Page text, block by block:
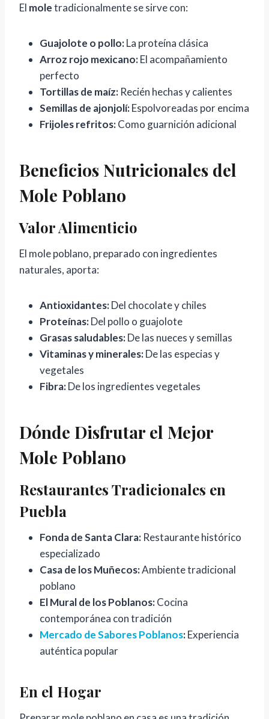
El moletradicionalmente se sirve con:
Guajolote o pollo:La proteína clásica
Arroz rojo mexicano:El acompañamiento
perfecto
Tortillas de maíz: Recién hechas y calientes
Semillas de ajonjolí:Espolvoreadas por encima
Frijoles refritos:Como guarnición adicional
Beneficios Nutricionales del
Mole Poblano
Valor Alimenticio
El mole poblano, preparado con ingredientes
naturales, aporta:
Antioxidantes:Del chocolate y chiles
Proteínas:Del pollo o guajolote
Grasas saludables:De las nueces y semillas
Vitaminas y minerales:De las especias y
vegetales
Fibra:De los ingredientes vegetales
Dónde Disfrutar el Mejor
Mole Poblano
Restaurantes Tradicionales en
Puebla
Fonda de Santa Clara: Restaurante histórico
especializado
Casa de los Muñecos:Ambiente tradicional
poblano
El Mural de los Poblanos:Cocina
contemporánea con tradición
Mercado de Sabores Poblanos:Experiencia
auténtica popular
En el Hogar